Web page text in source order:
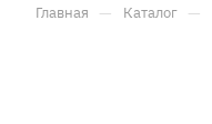
Главная — Каталог —